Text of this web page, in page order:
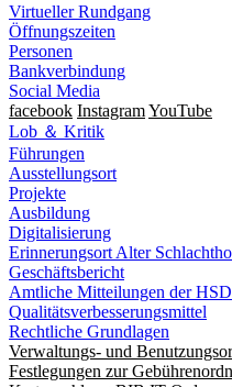
Virtueller Rundgang
Öffnungszeiten
Personen
Bankverbindung
Social Media
facebook InstagramYouTube
Lob ＆ Kritik
Führungen
Ausstellungsort
Projekte
Ausbildung
Digitalisierung
Erinnerungsort Alter
Geschäftsbericht
Amtliche Mitteilungen der HSD
Qualitätsverbesserungsmittel
Rechtliche Grundlagen
Verwaltungs- und
Festlegungen zur